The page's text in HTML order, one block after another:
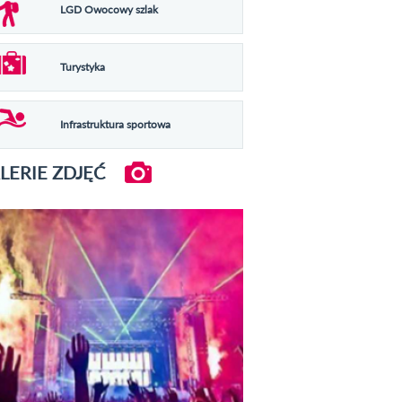
LGD Owocowy szlak
Turystyka
Infrastruktura sportowa
ZDJĘĆ